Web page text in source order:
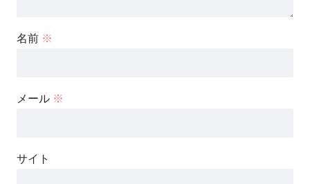
名前 ※
メール ※
サイト